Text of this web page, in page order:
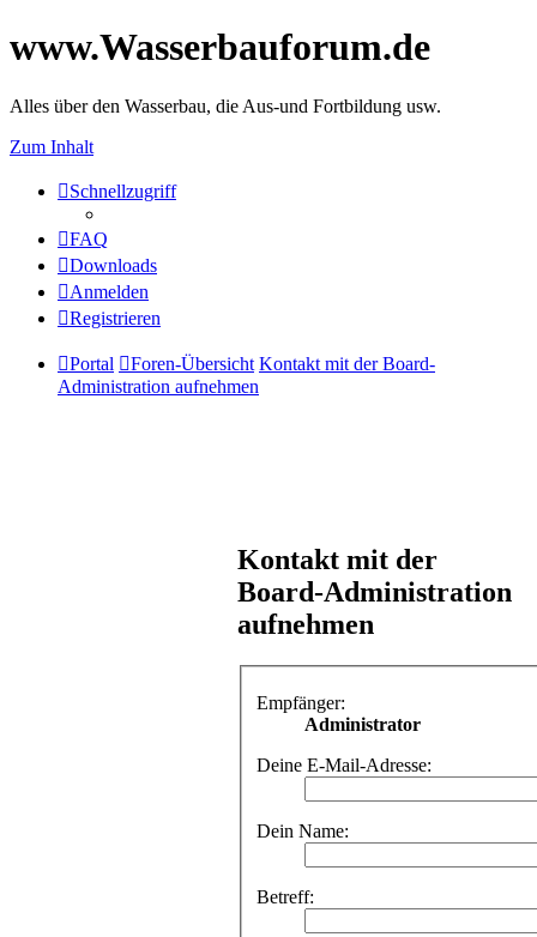
www.Wasserbauforum.de
Alles über den Wasserbau, die Aus-und Fortbildung usw.
Zum Inhalt
Schnellzugriff
FAQ
Downloads
Anmelden
Registrieren
Portal Foren-Übersicht Kontakt mit der Board-
Administration aufnehmen
Kontakt mit der
Board-Administration
aufnehmen
Empfänger:
Administrator
Deine E-Mail-Adresse:
Dein Name:
Betreff: